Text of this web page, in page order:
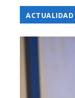
ACTUALIDAD